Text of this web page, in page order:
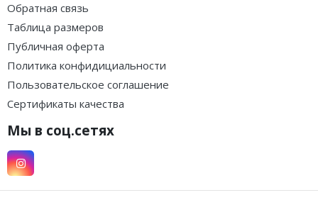
Обратная связь
Таблица размеров
Публичная оферта
Политика конфидициальности
Пользовательское соглашение
Сертификаты качества
Мы в соц.сетях